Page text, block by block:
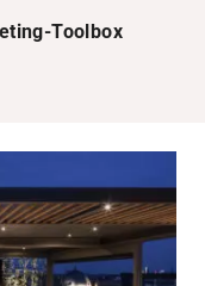
Toolbox